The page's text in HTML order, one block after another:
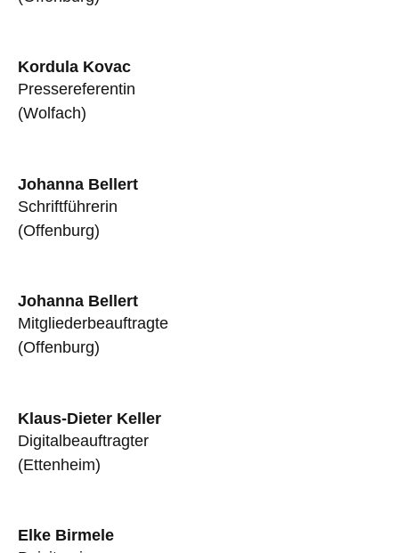
Kordula Kovac
Pressereferentin
(Wolfach)
Johanna Bellert
Schriftführerin
(Offenburg)
Johanna Bellert
Mitgliederbeauftragte
(Offenburg)
Klaus-Dieter Keller
Digitalbeauftragter
(Ettenheim)
Elke Birmele